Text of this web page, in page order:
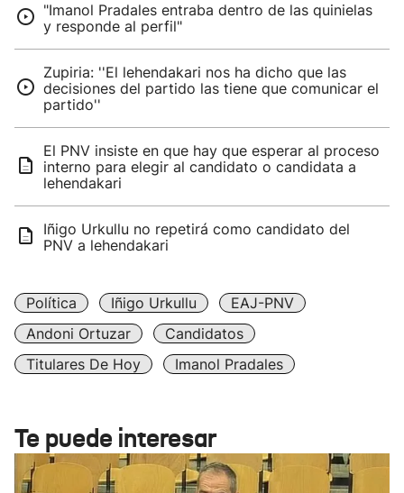
"Imanol Pradales entraba dentro de las quinielas
y responde al perfil"
Zupiria: ''El lehendakari nos ha dicho que las
decisiones del partido las tiene que comunicar el
partido''
El PNV insiste en que hay que esperar al proceso
interno para elegir al candidato o candidata a
lehendakari
Iñigo Urkullu no repetirá como candidato del
PNV a lehendakari
Política Iñigo Urkullu
EAJ-PNV
Andoni Ortuzar
Candidatos
Titulares De Hoy
Imanol Pradales
Te puede interesar